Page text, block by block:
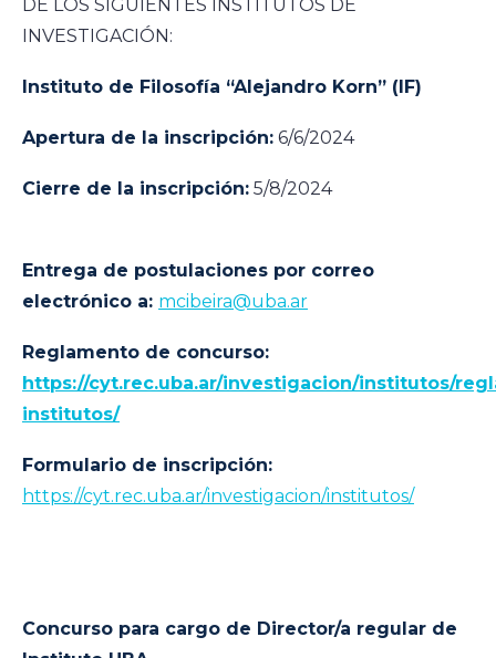
DE LOS SIGUIENTES INSTITUTOS DE
INVESTIGACIÓN:
Instituto de Filosofía “Alejandro Korn” (IF)
Apertura de la inscripción: 6/6/2024
Cierre de la inscripción: 5/8/2024
Entrega de postulaciones por correo
electrónico a: mcibeira@uba.ar
Reglamento de concurso:
https://cyt.rec.uba.ar/investigacion/institutos/
institutos/
Formulario de inscripción:
https://cyt.rec.uba.ar/investigacion/institutos/
Concurso para cargo de Director/a regular de